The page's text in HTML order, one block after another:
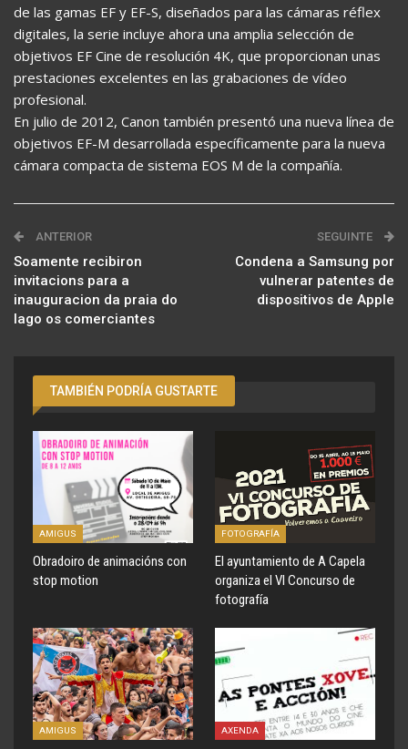
de las gamas EF y EF-S, diseñados para las cámaras réflex
digitales, la serie incluye ahora una amplia selección de
objetivos EF Cine de resolución 4K, que proporcionan unas
prestaciones excelentes en las grabaciones de vídeo
profesional.
En julio de 2012, Canon también presentó una nueva línea de
objetivos EF-M desarrollada específicamente para la nueva
cámara compacta de sistema EOS M de la compañía.
ANTERIOR
Soamente recibiron
invitacions para a
inauguracion da praia do
lago os comerciantes
SEGUINTE
Condena a Samsung por
vulnerar patentes de
dispositivos de Apple
TAMBIÉN PODRÍA GUSTARTE
AMIGUS
Obradoiro de animacións con
stop motion
FOTOGRAFÍA
El ayuntamiento de A Capela
organiza el VI Concurso de
fotografía
AMIGUS AXENDA